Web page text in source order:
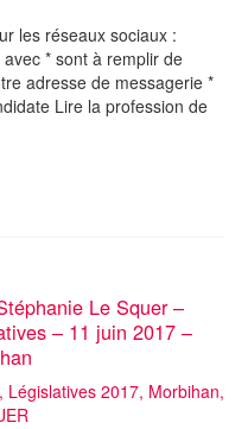
les réseaux sociaux :
* sont à remplir de
adresse de messagerie *
Lire la profession de
Le Squer –
– 11 juin 2017 –
, Législatives 2017, Morbihan,